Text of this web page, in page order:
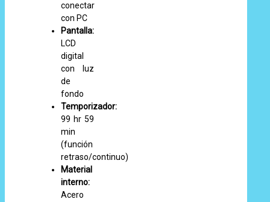
conectar
con PC
Pantalla:
LCD
digital
con luz
de
fondo
Temporizador:
99 hr 59
min
(función
retraso/continuo)
Material
interno:
Acero